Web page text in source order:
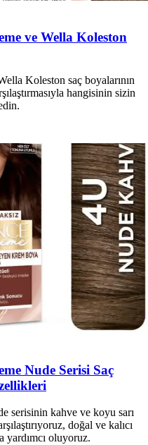
ve Wella Koleston
Koleston saç boyalarının
hangisinin sizin
Nude Serisi Saç
serisinin kahve ve koyu sarı
doğal ve kalıcı
yardımcı oluyoruz.